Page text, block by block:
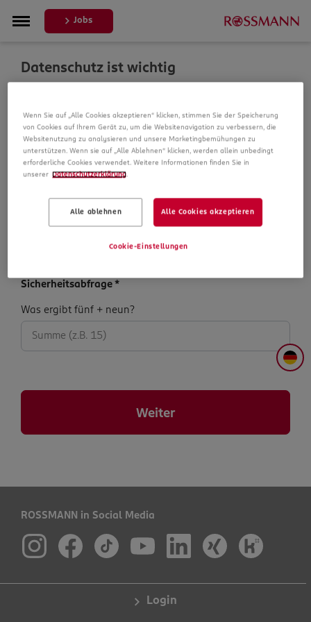
DE
Jobs
Datenschutz ist wichtig
verarbeiten wir Daten von Ihnen. In unseren
Datenschutzbestimmungen informieren wir Sie über die
Datenspeicherung und Ihre Rechte, bevor Sie mit Ihrer
Bewerbung fortfahren.
Datenschutz­hinweise
Datenschutzhinweise
Sicherheits­abfrage *
Sicherheits­
abfrage:
Was ergibt fünf + neun?
Weiter
ROSSMANN in Social Media
Login
Wenn Sie auf „Alle Cookies akzeptieren“ klicken, stimmen Sie der Speicherung
von Cookies auf Ihrem Gerät zu, um die Websitenavigation zu verbessern, die
Websitenutzung zu analysieren und unsere Marketingbemühungen zu
unterstützen. Wenn sie auf „Alle Ablehnen“ klicken, werden allein unbedingt
erforderliche Cookies verwendet. Weitere Informationen finden Sie in
unserer Datenschutzerklärung
Alle ablehnen Alle Cookies akzeptieren
Cookie-Einstellungen